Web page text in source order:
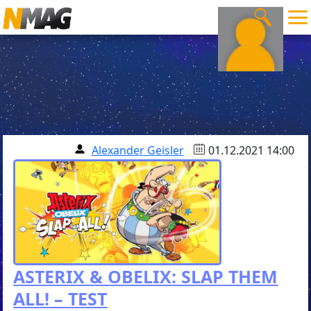
Alexander Geisler 01.12.2021 14:00
ASTERIX & OBELIX: SLAP THEM
ALL! – TEST